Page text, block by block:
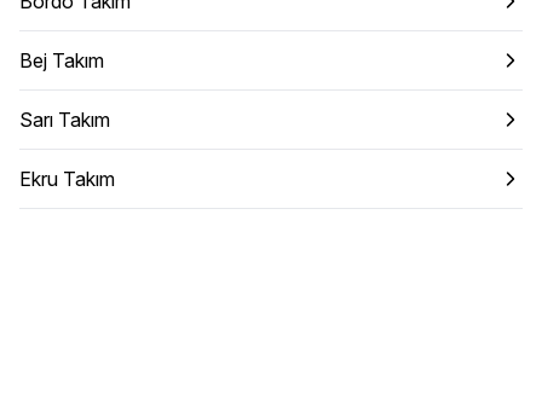
Bej Takım
Sarı Takım
Ekru Takım